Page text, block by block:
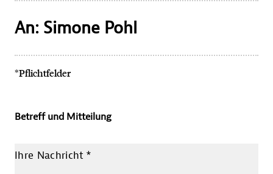
An: Simone Pohl
*Pflichtfelder
Betreff und Mitteilung
Ihre Nachricht *